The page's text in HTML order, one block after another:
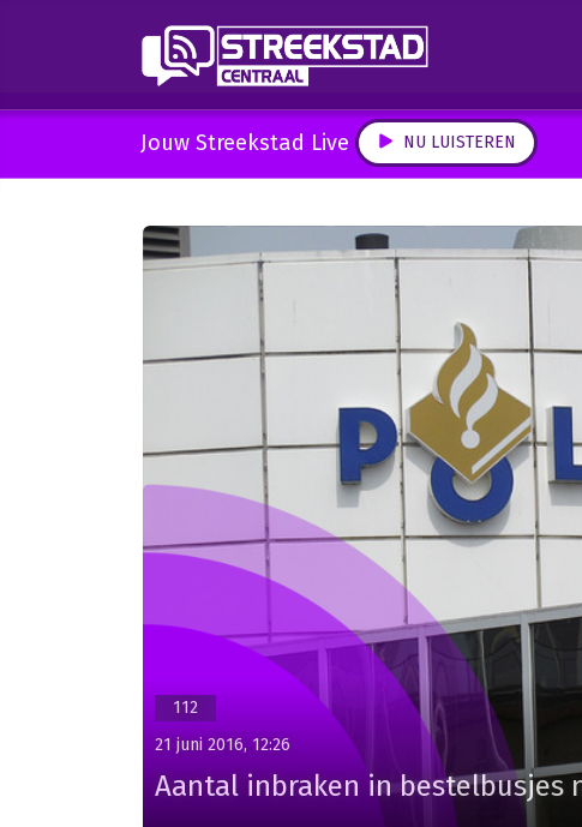
Jouw Streekstad Live NU LUISTEREN
112
21 juni 2016, 12:26
Aantal inbraken in bestelbusjes